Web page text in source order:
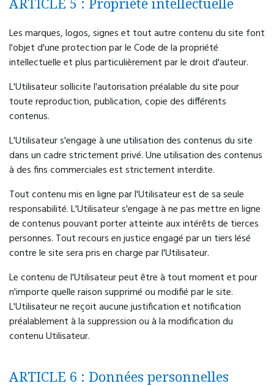
Les marques, logos, signes et tout autre contenu du site font
l'objet d'une protection par le Code de la propriété
intellectuelle et plus particulièrement par le droit d'auteur.
L'Utilisateur sollicite l'autorisation préalable du site pour
toute reproduction, publication, copie des différents
contenus.
L'Utilisateur s'engage à une utilisation des contenus du site
dans un cadre strictement privé. Une utilisation des contenus
à des fins commerciales est strictement interdite.
Tout contenu mis en ligne par l'Utilisateur est de sa seule
responsabilité. L'Utilisateur s'engage à ne pas mettre en ligne
de contenus pouvant porter atteinte aux intérêts de tierces
personnes. Tout recours en justice engagé par un tiers lésé
contre le site sera pris en charge par l'Utilisateur.
Le contenu de l'Utilisateur peut être à tout moment et pour
n'importe quelle raison supprimé ou modifié par le site.
L'Utilisateur ne reçoit aucune justification et notification
préalablement à la suppression ou à la modification du
contenu Utilisateur.
ARTICLE 6 : Données personnelles